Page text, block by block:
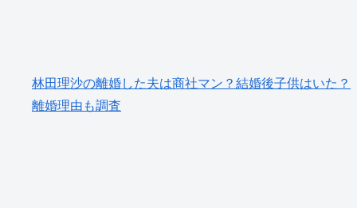
林田理沙の離婚した夫は商社マン？結婚後子供はいた？
離婚理由も調査